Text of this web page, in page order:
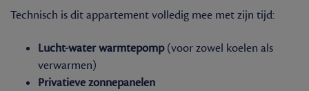
Technisch is dit appartement volledig mee met zijn tijd:
Lucht-water warmtepomp(voor zowel koelen als
verwarmen)
Privatieve zonnepanelen